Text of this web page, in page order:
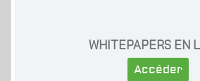
WHITEPAPERS EN
Accéder